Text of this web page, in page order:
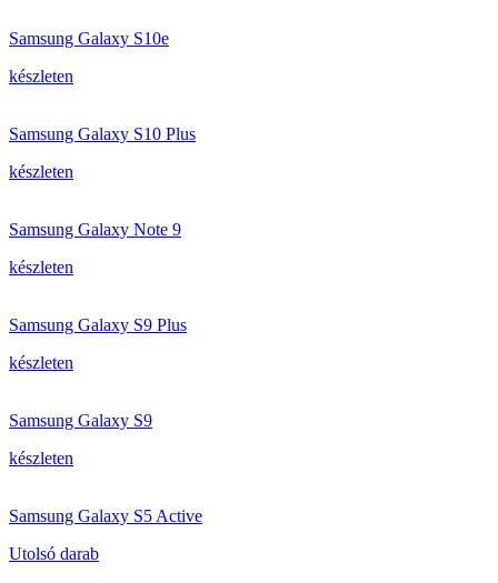
Samsung Galaxy S10e
készleten
Samsung Galaxy S10 Plus
készleten
Samsung Galaxy Note 9
készleten
Samsung Galaxy S9 Plus
készleten
Samsung Galaxy S9
készleten
Samsung Galaxy S5 Active
Utolsó darab